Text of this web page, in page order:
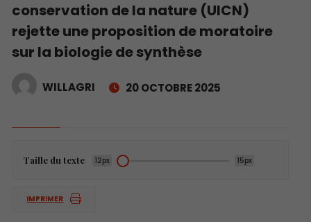
conservation de la nature (UICN)
rejette une proposition de moratoire
sur la biologie de synthèse
WILLAGRI 20 OCTOBRE 2025
Taille du texte 12px 15px
IMPRIMER